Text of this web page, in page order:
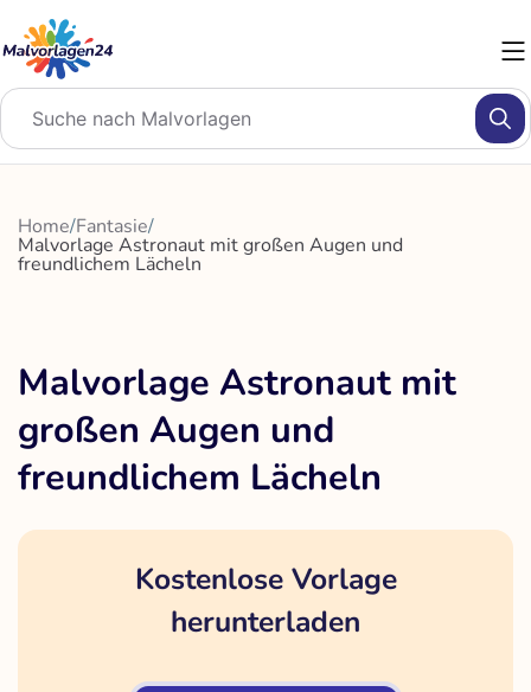
Inhalt
springen
Home/Fantasie/
Malvorlage Astronaut mit großen Augen und
freundlichem Lächeln
Malvorlage Astronaut mit
großen Augen und
freundlichem Lächeln
Kostenlose Vorlage
herunterladen